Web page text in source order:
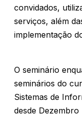
convidados,
serviços, além
implementação
O seminário
seminários do
Sistemas de
desde